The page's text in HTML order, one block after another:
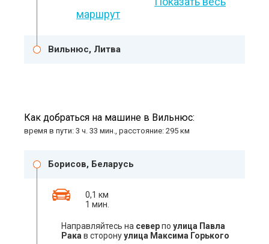
маршрут
Вильнюс, Литва
Как добраться на машине в Вильнюс:
время в пути: 3 ч. 33 мин., расстояние: 295 км
Борисов, Беларусь
0,1 км
1 мин.
Направляйтесь на северпо улица Павла
Рака в сторонуулица Максима Горького